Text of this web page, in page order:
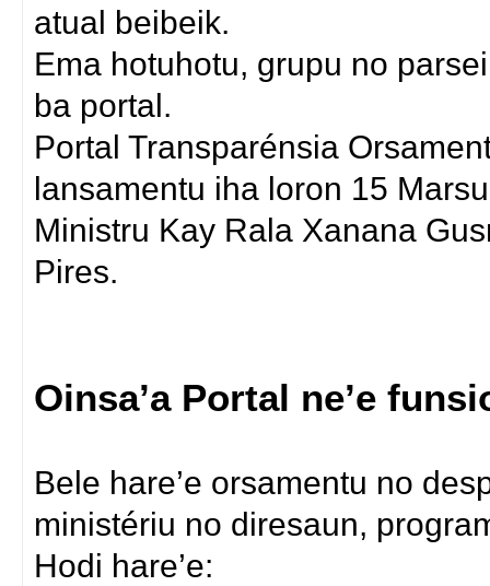
atual beibeik.
Ema hotuhotu, grupu no
ba portal.
Portal Transparénsia
lansamentu iha loron 15
Ministru Kay Rala Xanana
Pires.
Oinsa’a Portal ne’e
Bele hare’e orsamentu no
ministériu no diresaun,
Hodi hare’e: